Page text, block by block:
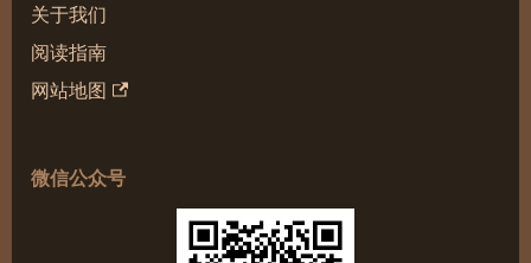
关于我们
阅读指南
网站地图
微信公众号